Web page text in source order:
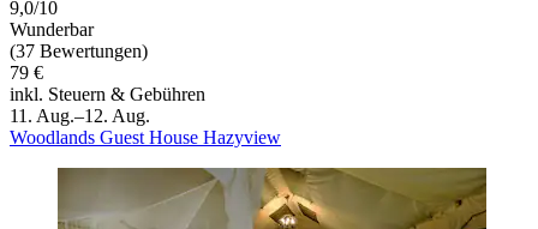
9,0/10
Wunderbar
(37 Bewertungen)
79 €
inkl. Steuern & Gebühren
11. Aug.–12. Aug.
Woodlands Guest House Hazyview